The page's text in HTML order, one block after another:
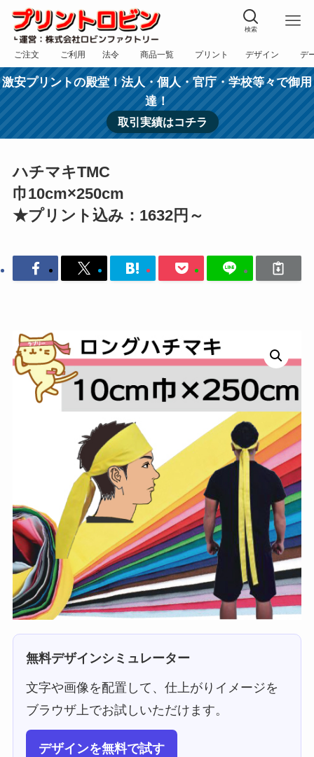
検索
ご注文
フォーム
ご利用
規約
法令
表記
商品一覧
カテゴリー
プリント
方法
デザイン
依頼
デ
入
激安プリントの殿堂！法人・個人・官庁・学校等々で御用
達！
取引実績はコチラ
ハチマキTMC
巾10cm×250cm
★プリント込み：1632円～
無料デザインシミュレーター
文字や画像を配置して、仕上がりイメージを
ブラウザ上でお試しいただけます。
デザインを無料で試す